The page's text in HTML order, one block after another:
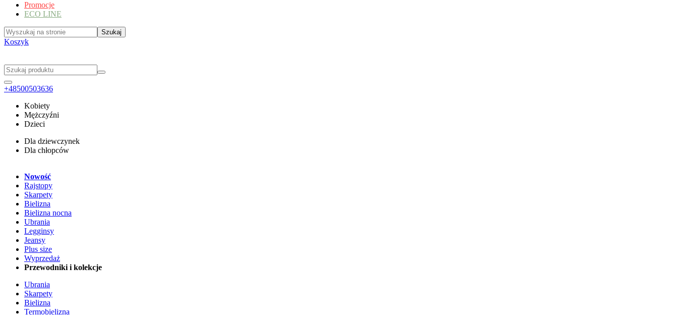
Promocje
ECO LINE
Koszyk
+48500503636
Kobiety
Mężczyźni
Dzieci
Dla dziewczynek
Dla chłopców
Nowość
Rajstopy
Skarpety
Bielizna
Bielizna nocna
Ubrania
Legginsy
Jeansy
Plus size
Wyprzedaż
Przewodniki i kolekcje
Ubrania
Skarpety
Bielizna
Termobielizna